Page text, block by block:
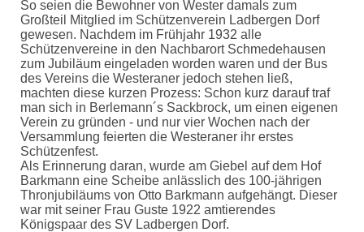
So seien die Bewohner von Wester damals zum
Großteil Mitglied im Schützenverein Ladbergen Dorf
gewesen. Nachdem im Frühjahr 1932 alle
Schützenvereine in den Nachbarort Schmedehausen
zum Jubiläum eingeladen worden waren und der Bus
des Vereins die Westeraner jedoch stehen ließ,
machten diese kurzen Prozess: Schon kurz darauf traf
man sich in Berlemann´s Sackbrock, um einen eigenen
Verein zu gründen - und nur vier Wochen nach der
Versammlung feierten die Westeraner ihr erstes
Schützenfest.
Als Erinnerung daran, wurde am Giebel auf dem Hof
Barkmann eine Scheibe anlässlich des 100-jährigen
Thronjubiläums von Otto Barkmann aufgehängt. Dieser
war mit seiner Frau Guste 1922 amtierendes
Königspaar des SV Ladbergen Dorf.